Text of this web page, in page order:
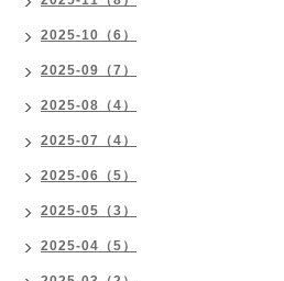
2025-10（6）
2025-09（7）
2025-08（4）
2025-07（4）
2025-06（5）
2025-05（3）
2025-04（5）